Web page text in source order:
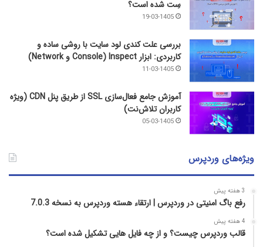
سِت شده است؟
19-03-1405
بررسی علت کندی لود سایت با روشی ساده و
کاربردی: ابزار Inspect (Console و Network)
11-03-1405
آموزش جامع فعال‌سازی SSL از طریق پنل CDN (ویژه
کاربران تلاش‌نت)
05-03-1405
ویژه‌های وردپرس
3 هفته پیش
رفع باگ امنیتی در وردپرس | ارتقاء هسته وردپرس به نسخه 7.0.3
4 هفته پیش
قالب وردپرس چیست؟ و از چه فایل­ هایی تشکیل شده است؟